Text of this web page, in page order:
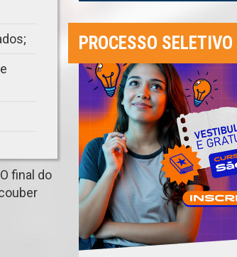
final do
PROCESSO SELETIVO